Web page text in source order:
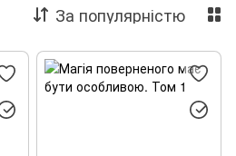
За популярністю